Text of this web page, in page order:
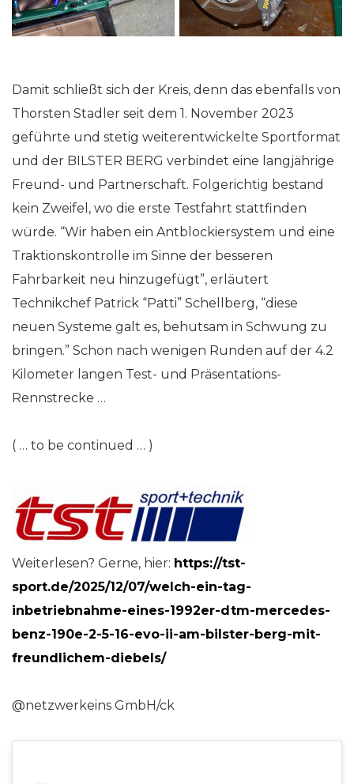
Damit schließt sich der Kreis, denn das ebenfalls von
Thorsten Stadler seit dem 1. November 2023
geführte und stetig weiterentwickelte Sportformat
und der BILSTER BERG verbindet eine langjährige
Freund- und Partnerschaft. Folgerichtig bestand
kein Zweifel, wo die erste Testfahrt stattfinden
würde. “Wir haben ein Antblockiersystem und eine
Traktionskontrolle im Sinne der besseren
Fahrbarkeit neu hinzugefügt”, erläutert
Technikchef Patrick “Patti” Schellberg, “diese
neuen Systeme galt es, behutsam in Schwung zu
bringen.” Schon nach wenigen Runden auf der 4.2
Kilometer langen Test- und Präsentations-
Rennstrecke …
( … to be continued … )
Weiterlesen? Gerne, hier: https://tst-
sport.de/2025/12/07/welch-ein-tag-
inbetriebnahme-eines-1992er-dtm-mercedes-
benz-190e-2-5-16-evo-ii-am-bilster-berg-mit-
freundlichem-diebels/
@netzwerkeins GmbH/ck